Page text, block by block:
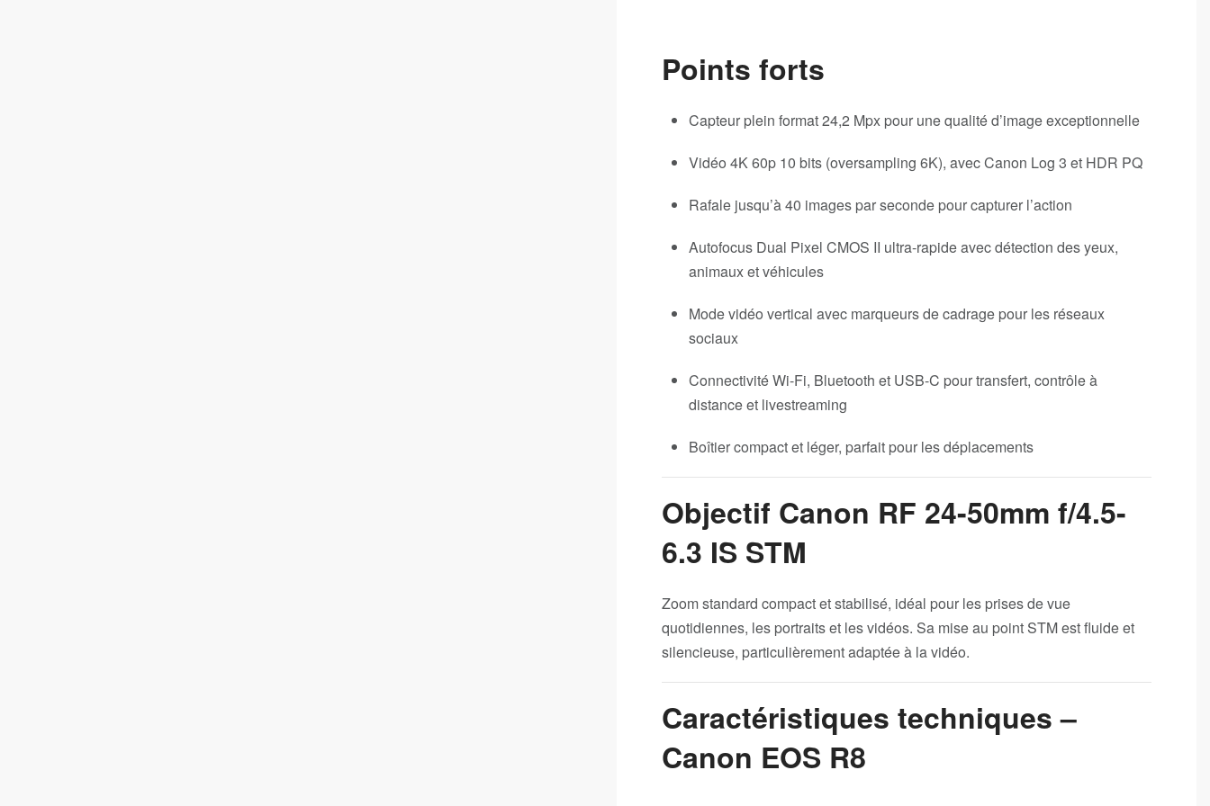
Points forts
Capteur plein format 24,2 Mpx pour une qualité d’image exceptionnelle
Vidéo 4K 60p 10 bits (oversampling 6K), avec Canon Log 3 et HDR PQ
Rafale jusqu’à 40 images par seconde pour capturer l’action
Autofocus Dual Pixel CMOS II ultra-rapide avec détection des yeux,
animaux et véhicules
Mode vidéo vertical avec marqueurs de cadrage pour les réseaux
sociaux
Connectivité Wi-Fi, Bluetooth et USB-C pour transfert, contrôle à
distance et livestreaming
Boîtier compact et léger, parfait pour les déplacements
Objectif Canon RF 24-50mm f/4.5-
6.3 IS STM
Zoom standard compact et stabilisé, idéal pour les prises de vue
quotidiennes, les portraits et les vidéos. Sa mise au point STM est fluide et
silencieuse, particulièrement adaptée à la vidéo.
Caractéristiques techniques –
Canon EOS R8